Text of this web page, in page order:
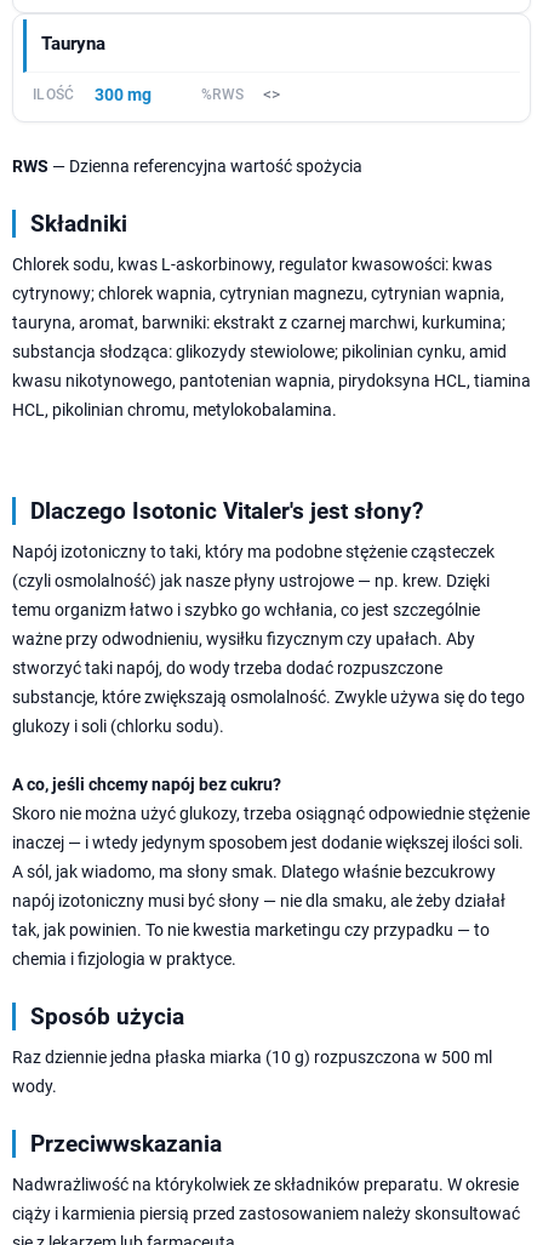
Tauryna
300 mg <>
RWS — Dzienna referencyjna wartość spożycia
Składniki
Chlorek sodu, kwas L-askorbinowy, regulator kwasowości: kwas
cytrynowy; chlorek wapnia, cytrynian magnezu, cytrynian wapnia,
tauryna, aromat, barwniki: ekstrakt z czarnej marchwi, kurkumina;
substancja słodząca: glikozydy stewiolowe; pikolinian cynku, amid
kwasu nikotynowego, pantotenian wapnia, pirydoksyna HCL, tiamina
HCL, pikolinian chromu, metylokobalamina.
Dlaczego Isotonic Vitaler's jest słony?
Napój izotoniczny to taki, który ma podobne stężenie cząsteczek
(czyli osmolalność) jak nasze płyny ustrojowe — np. krew. Dzięki
temu organizm łatwo i szybko go wchłania, co jest szczególnie
ważne przy odwodnieniu, wysiłku fizycznym czy upałach. Aby
stworzyć taki napój, do wody trzeba dodać rozpuszczone
substancje, które zwiększają osmolalność. Zwykle używa się do tego
glukozy i soli (chlorku sodu).
A co, jeśli chcemy napój bez cukru?
Skoro nie można użyć glukozy, trzeba osiągnąć odpowiednie stężenie
inaczej — i wtedy jedynym sposobem jest dodanie większej ilości soli.
A sól, jak wiadomo, ma słony smak. Dlatego właśnie bezcukrowy
napój izotoniczny musi być słony — nie dla smaku, ale żeby działał
tak, jak powinien. To nie kwestia marketingu czy przypadku — to
chemia i fizjologia w praktyce.
Sposób użycia
Raz dziennie jedna płaska miarka (10 g) rozpuszczona w 500 ml
wody.
Przeciwwskazania
Nadwrażliwość na którykolwiek ze składników preparatu. W okresie
ciąży i karmienia piersią przed zastosowaniem należy skonsultować